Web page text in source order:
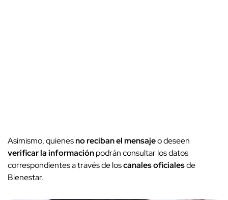
Asimismo, quienesno reciban el mensajeo deseen
verificar la informaciónpodrán consultar los datos
correspondientes a través de loscanales oficialesde
Bienestar.